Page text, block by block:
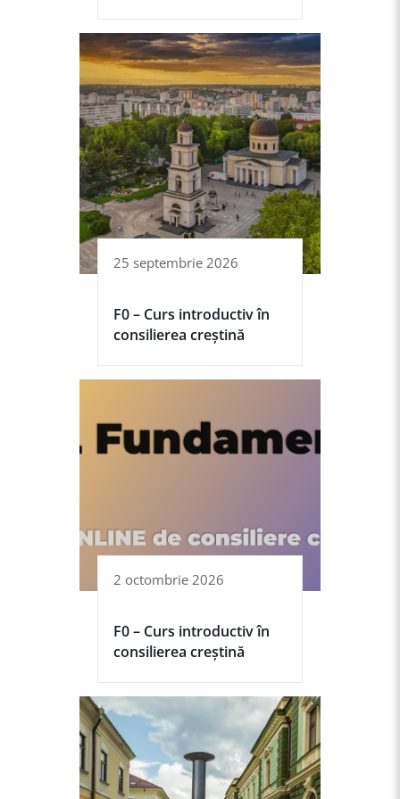
25 septembrie 2026
F0 – Curs introductiv în
consilierea creștină
2 octombrie 2026
F0 – Curs introductiv în
consilierea creștină